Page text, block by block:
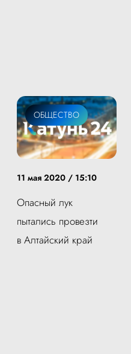
ОБЩЕСТВО
11 мая 2020 / 15:10
Опасный лук
пытались провезти
в Алтайский край